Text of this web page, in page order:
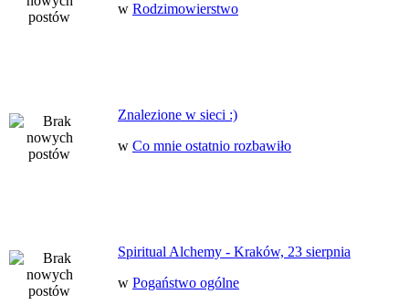
w Rodzimowierstwo
Znalezione w sieci :)
w Co mnie ostatnio rozbawiło
Spiritual Alchemy - Kraków, 23 sierpnia
w Pogaństwo ogólne